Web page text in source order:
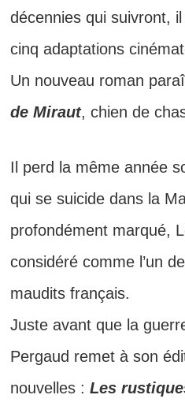
décennies qui suivront,
cinq adaptations
Un nouveau roman
de Miraut, chien de
Il perd la même année
qui se suicide dans la
profondément marqué,
considéré comme l’un
maudits français.
Juste avant que la
Pergaud remet à son
nouvelles : Les